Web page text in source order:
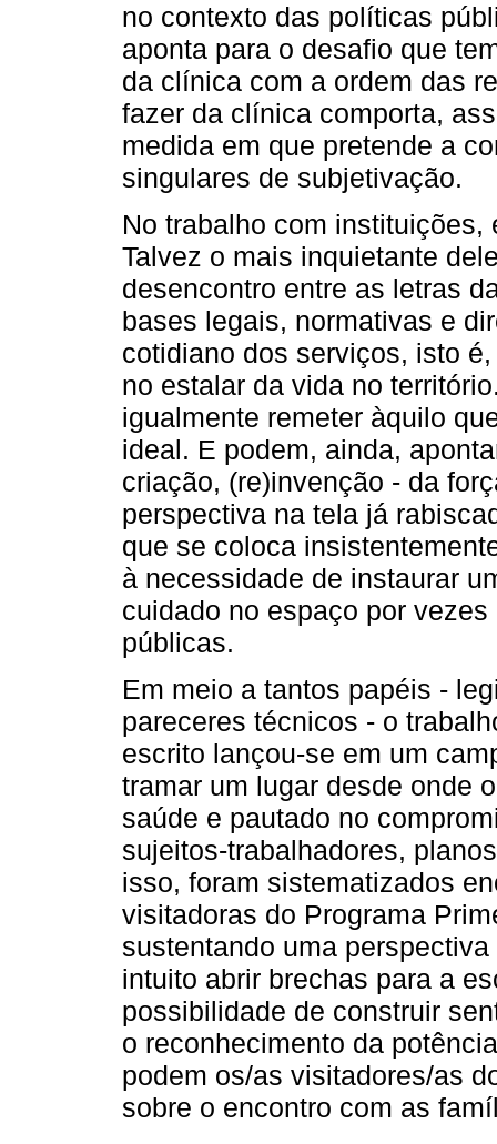
no contexto das políticas
aponta para o desafio que
da clínica com a ordem das
fazer da clínica comporta,
medida em que pretende a
singulares de subjetivação.
No trabalho com
Talvez o mais inquietante
desencontro entre as letras
bases legais, normativas e
cotidiano dos serviços, isto
no estalar da vida no
igualmente remeter àquilo
ideal. E podem, ainda,
criação, (re)invenção - da
perspectiva na tela já
que se coloca
à necessidade de instaurar
cuidado no espaço por
públicas.
Em meio a tantos papéis -
pareceres técnicos - o
escrito lançou-se em um
tramar um lugar desde onde
saúde e pautado no
sujeitos-trabalhadores,
isso, foram sistematizados
visitadoras do Programa
sustentando uma
intuito abrir brechas para a
possibilidade de construir
o reconhecimento da
podem os/as visitadores/as
sobre o encontro com as